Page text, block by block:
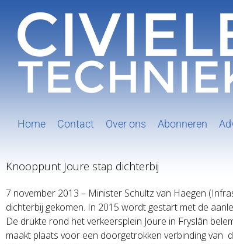
inhoud
Home Contact Over ons Abonneren
Knooppunt Joure stap dichterbij
7 november 2013 – Minister Schultz van Haegen
dichterbij gekomen. In 2015 wordt gestart met de
De drukte rond het verkeersplein Joure in Fryslân
maakt plaats voor een doorgetrokken verbinding van